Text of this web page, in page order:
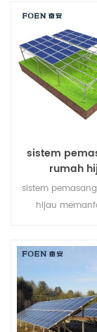
sistem
rumah
sistem
hijau
bersih dari
membawa masa
lebih bersih